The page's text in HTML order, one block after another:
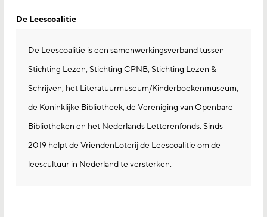
De Leescoalitie
De Leescoalitie is een samenwerkingsverband tussen
Stichting Lezen, Stichting CPNB, Stichting Lezen &
Schrijven, het Literatuurmuseum/Kinderboekenmuseum,
de Koninklijke Bibliotheek, de Vereniging van Openbare
Bibliotheken en het Nederlands Letterenfonds. Sinds
2019 helpt de VriendenLoterij de Leescoalitie om de
leescultuur in Nederland te versterken.